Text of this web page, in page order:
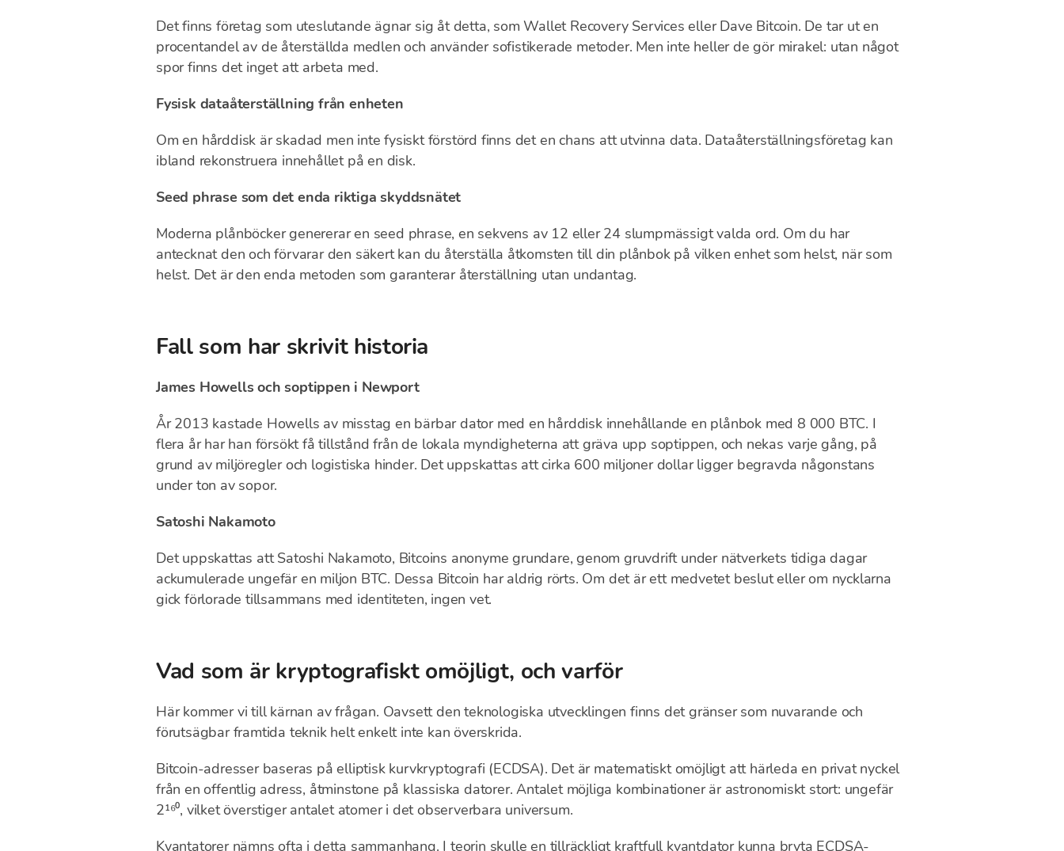
Det finns företag som uteslutande ägnar sig åt detta, som Wallet Recovery Services eller Dave Bitcoin. De tar ut en
procentandel av de återställda medlen och använder sofistikerade metoder. Men inte heller de gör mirakel: utan något
spor finns det inget att arbeta med.
Fysisk dataåterställning från enheten
Om en hårddisk är skadad men inte fysiskt förstörd finns det en chans att utvinna data. Dataåterställningsföretag kan
ibland rekonstruera innehållet på en disk.
Seed phrase som det enda riktiga skyddsnätet
Moderna plånböcker genererar en seed phrase, en sekvens av 12 eller 24 slumpmässigt valda ord. Om du har
antecknat den och förvarar den säkert kan du återställa åtkomsten till din plånbok på vilken enhet som helst, när som
helst. Det är den enda metoden som garanterar återställning utan undantag.
Fall som har skrivit historia
James Howells och soptippen i Newport
År 2013 kastade Howells av misstag en bärbar dator med en hårddisk innehållande en plånbok med 8 000 BTC. I
flera år har han försökt få tillstånd från de lokala myndigheterna att gräva upp soptippen, och nekas varje gång, på
grund av miljöregler och logistiska hinder. Det uppskattas att cirka 600 miljoner dollar ligger begravda någonstans
under ton av sopor.
Satoshi Nakamoto
Det uppskattas att Satoshi Nakamoto, Bitcoins anonyme grundare, genom gruvdrift under nätverkets tidiga dagar
ackumulerade ungefär en miljon BTC. Dessa Bitcoin har aldrig rörts. Om det är ett medvetet beslut eller om nycklarna
gick förlorade tillsammans med identiteten, ingen vet.
Vad som är kryptografiskt omöjligt, och varför
Här kommer vi till kärnan av frågan. Oavsett den teknologiska utvecklingen finns det gränser som nuvarande och
förutsägbar framtida teknik helt enkelt inte kan överskrida.
Bitcoin-adresser baseras på elliptisk kurvkryptografi (ECDSA). Det är matematiskt omöjligt att härleda en privat nyckel
från en offentlig adress, åtminstone på klassiska datorer. Antalet möjliga kombinationer är astronomiskt stort: ungefär
2¹⁶⁰, vilket överstiger antalet atomer i det observerbara universum.
Kvantatorernämns ofta i detta sammanhang. I teorin skulle en tillräckligt kraftfull kvantdator kunna bryta ECDSA-